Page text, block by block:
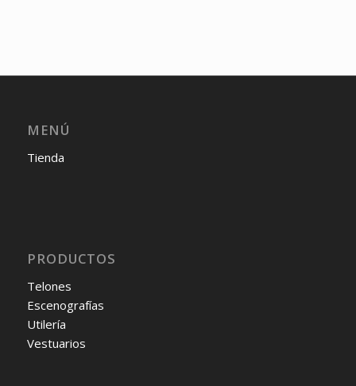
MENÚ
Tienda
PRODUCTOS
Telones
Escenografías
Utilería
Vestuarios